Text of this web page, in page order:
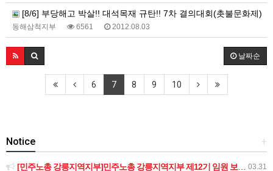
[8/6] 부당해고 박살!! 대석목재 규탄!! 7차 결의대회(촛불문화제)
동해삼척지부 6561 2012.08.03
날짜순
6 7 8 9 10
+
Notice
03.31
[민주노총 강릉지역지부]민주노총 강릉지역지부 제12기 임원 보궐선거결과 공고